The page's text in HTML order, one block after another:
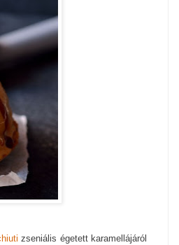
zseniális égetett karamellájáról